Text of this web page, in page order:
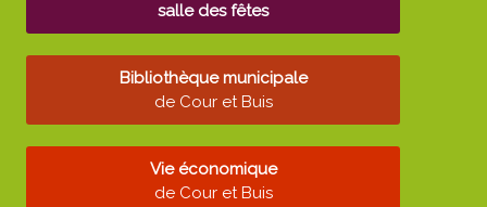
salle des fêtes
Bibliothèque municipale
de Cour et Buis
Vie économique
de Cour et Buis